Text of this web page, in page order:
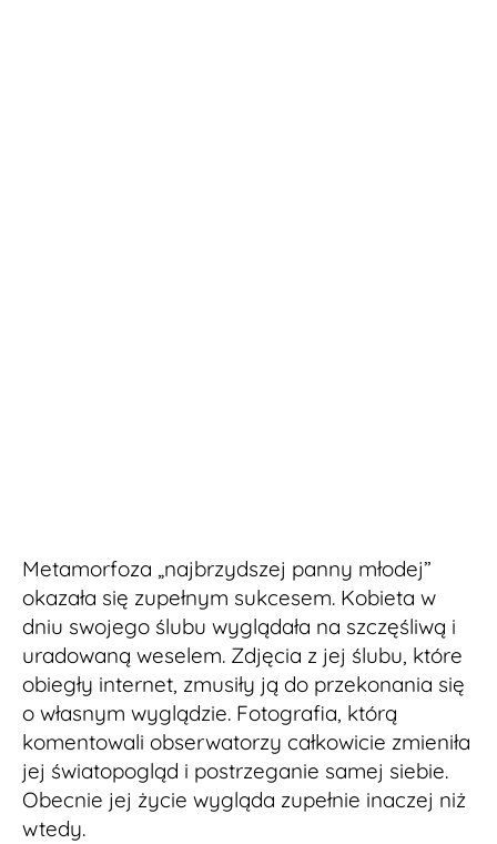
Metamorfoza „najbrzydszej panny młodej”
okazała się zupełnym sukcesem. Kobieta w
dniu swojego ślubu wyglądała na szczęśliwą i
uradowaną weselem. Zdjęcia z jej ślubu, które
obiegły internet, zmusiły ją do przekonania się
o własnym wyglądzie. Fotografia, którą
komentowali obserwatorzy całkowicie zmieniła
jej światopogląd i postrzeganie samej siebie.
Obecnie jej życie wygląda zupełnie inaczej niż
wtedy.